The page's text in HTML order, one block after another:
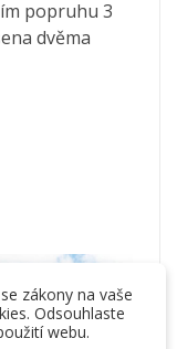
popruhu 3
dvěma
zákony na vaše
Odsouhlaste
webu.